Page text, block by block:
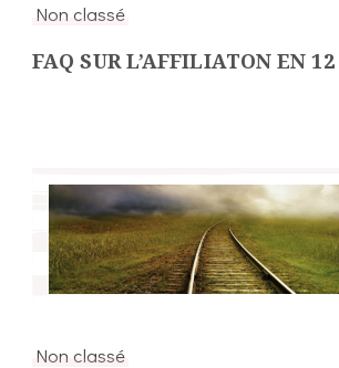
Non classé
FAQ SUR L’AFFILIATON EN
Non classé